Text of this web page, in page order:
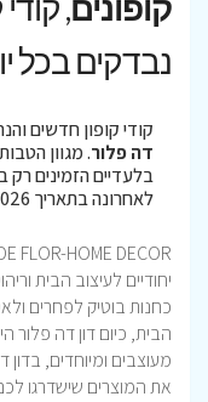
נבדקים בכל
קודי קופון חדשים
דה פלור. מגוון
לאחרונה בתאריך 06/08/2026!
כחנות בוטיק לפחרים
הבית, כיום דון דה פלור
מעוצבים ומיוחדים,
את המוצרים שישדרגו